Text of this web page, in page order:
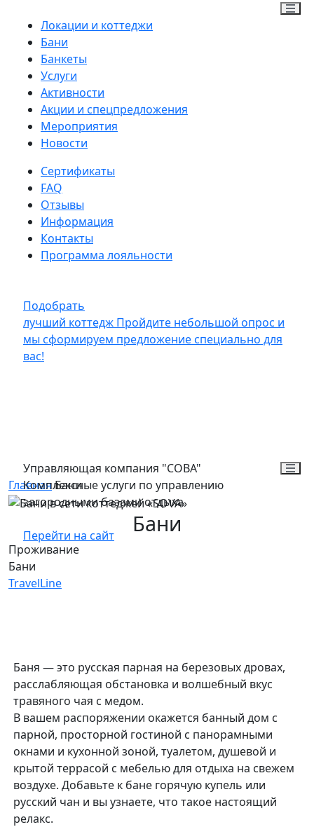
Локации и коттеджи
Бани
Банкеты
Услуги
Активности
Акции и спецпредложения
Мероприятия
Новости
Сертификаты
FAQ
Отзывы
Информация
Контакты
Программа лояльности
Подобрать
лучший коттедж Пройдите небольшой опрос и
мы сформируем предложение специально для
вас!
Управляющая компания "СОВА"
Комплексные услуги по управлению
загородными базами отдыха
Перейти на сайт
ГлавнаяБани
Бани
Проживание
Бани
TravelLine
Баня — это русская парная на березовых дровах,
расслабляющая обстановка и волшебный вкус
травяного чая с медом.
В вашем распоряжении окажется банный дом с
парной, просторной гостиной с панорамными
окнами и кухонной зоной, туалетом, душевой и
крытой террасой с мебелью для отдыха на свежем
воздухе. Добавьте к бане горячую купель или
русский чан и вы узнаете, что такое настоящий
релакс.